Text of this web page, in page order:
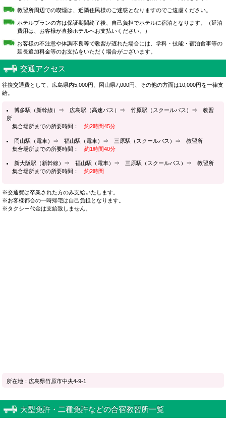
教習所周辺での喫煙は、近隣住民様のご迷惑となりますのでご遠慮ください。
ホテルプランの方は保証期間終了後、自己負担でホテルに宿泊となります。（延泊
費用は、お客様が直接ホテルへお支払いください。）
お客様の不注意や体調不良等で教習が遅れた場合には、学科・技能・宿泊食事等の
延長追加料金等のお支払をいただく場合がございます。
交通アクセス
往復交通費として、広島県内5,000円、岡山県7,000円、その他の方面は10,000円を一律支
給。
博多駅（新幹線）⇒ 広島駅（高速バス）⇒ 竹原駅（スクールバス）⇒ 教習
所
集合場所までの所要時間：約2時間45分
岡山駅（電車）⇒ 福山駅（電車）⇒ 三原駅（スクールバス）⇒ 教習所
集合場所までの所要時間：約1時間40分
新大阪駅（新幹線）⇒ 福山駅（電車）⇒ 三原駅（スクールバス）⇒ 教習所
集合場所までの所要時間：約2時間
※交通費は卒業された方のみ支給いたします。
※お客様都合の一時帰宅は自己負担となります。
※タクシー代金は支給致しません。
所在地：広島県竹原市中央4-9-1
大型免許・二種免許などの合宿教習所一覧